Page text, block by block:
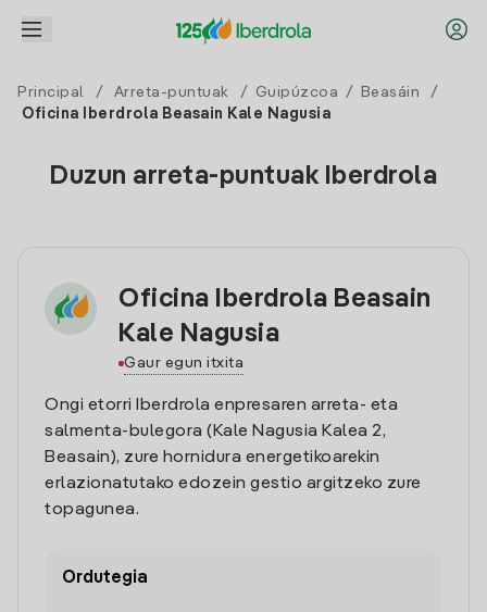
Principal / Arreta-puntuak / Guipúzcoa / Beasáin
/
Oficina Iberdrola Beasain Kale Nagusia
Duzun arreta-puntuak Iberdrola
Oficina Iberdrola Beasain
Kale Nagusia
Gaur egun itxita
Ongi etorri Iberdrola enpresaren arreta- eta
salmenta-bulegora (Kale Nagusia Kalea 2,
Beasain), zure hornidura energetikoarekin
erlazionatutako edozein gestio argitzeko zure
topagunea.
Ordutegia